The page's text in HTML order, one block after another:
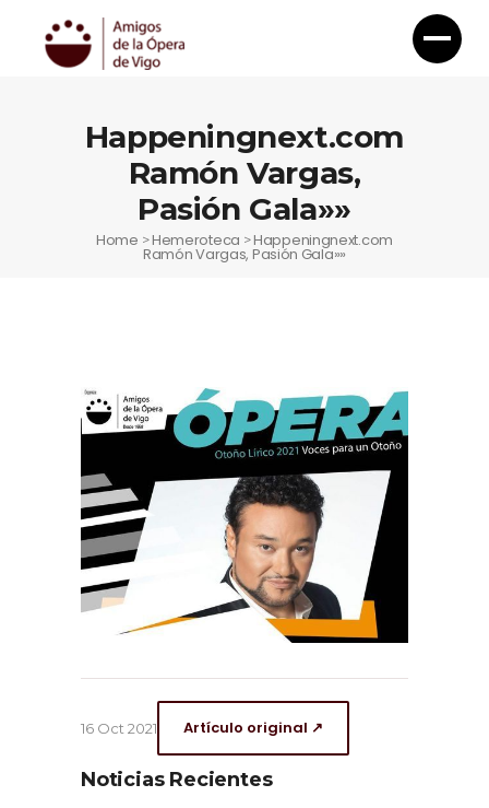
Happeningnext.com
Ramón Vargas,
Pasión Gala»»
Home >Hemeroteca >Happeningnext.com
Ramón Vargas, Pasión Gala»»
16 Oct 2021 Artículo original ↗
Noticias Recientes